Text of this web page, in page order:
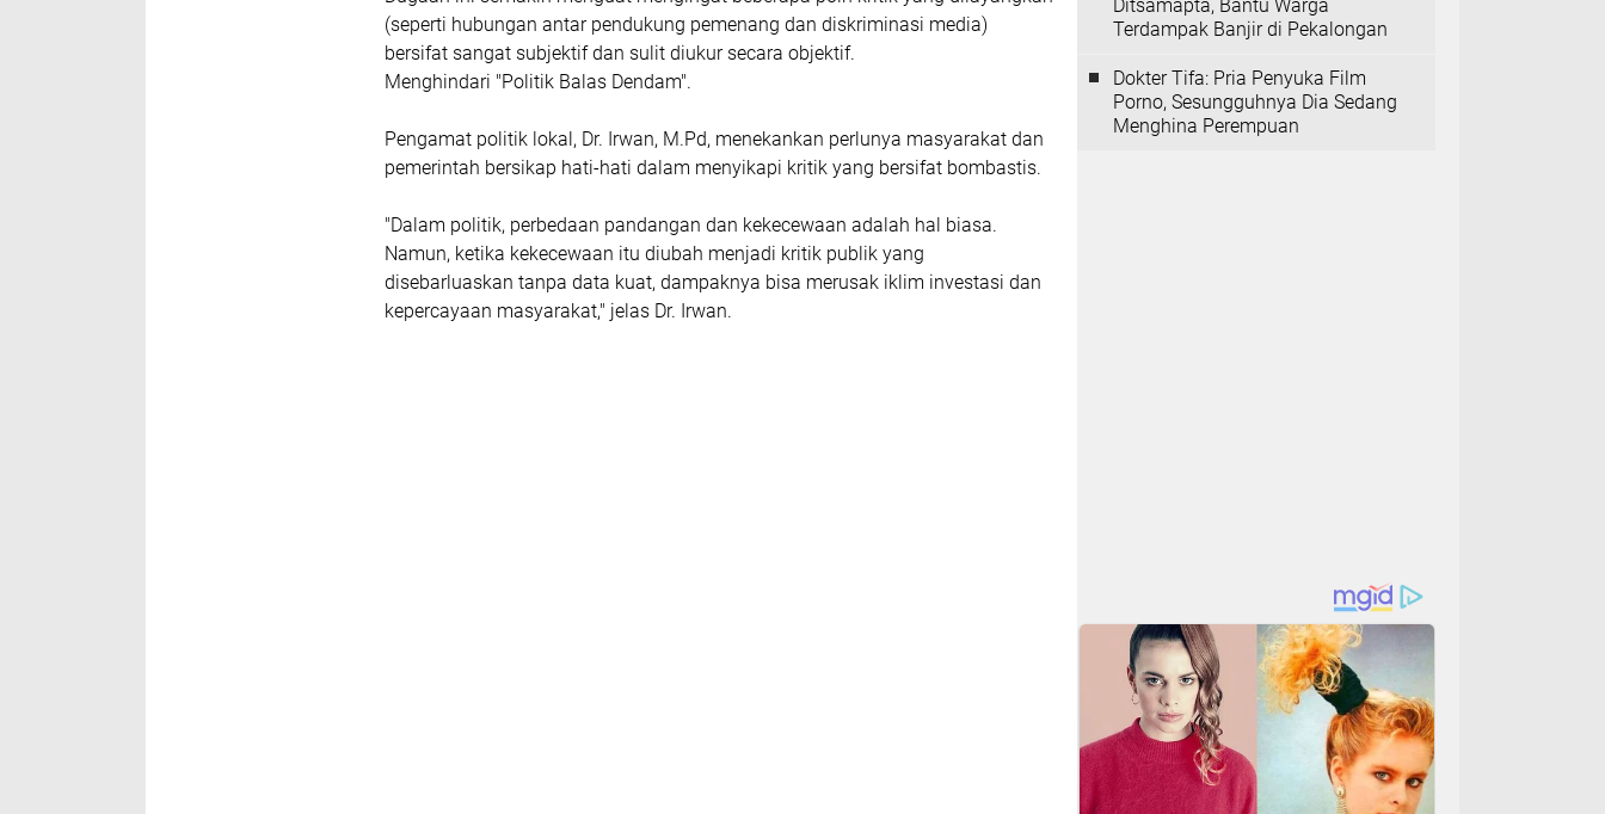
(seperti hubungan antar pendukung pemenang dan diskriminasi media)
bersifat sangat subjektif dan sulit diukur secara objektif.
​Menghindari "Politik Balas Dendam".
​Pengamat politik lokal, Dr. Irwan, M.Pd, menekankan perlunya masyarakat dan
pemerintah bersikap hati-hati dalam menyikapi kritik yang bersifat bombastis.
​"Dalam politik, perbedaan pandangan dan kekecewaan adalah hal biasa.
Namun, ketika kekecewaan itu diubah menjadi kritik publik yang
disebarluaskan tanpa data kuat, dampaknya bisa merusak iklim investasi dan
kepercayaan masyarakat," jelas Dr. Irwan.
Ditsamapta, Bantu Warga
Terdampak Banjir di Pekalongan
Dokter Tifa: Pria Penyuka Film
Porno, Sesungguhnya Dia Sedang
Menghina Perempuan